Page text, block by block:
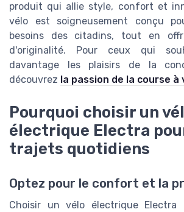
produit qui allie style, confort et
vélo est soigneusement conçu
besoins des citadins, tout en
d'originalité. Pour ceux qui
davantage les plaisirs de la
découvrez la passion de la course
Pourquoi choisir un
électrique Electra
trajets quotidiens
Optez pour le confort et la
Choisir un vélo électrique